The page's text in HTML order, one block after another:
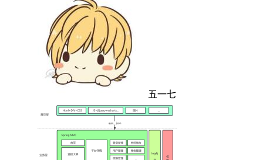
五一七